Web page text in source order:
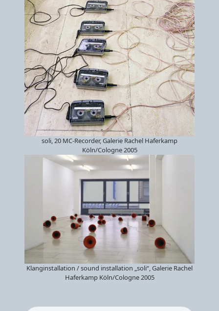
soli, 20 MC-Recorder, Galerie Rachel Haferkamp
Köln/Cologne 2005
Klanginstallation / sound installation „soli“, Galerie Rachel
Haferkamp Köln/Cologne 2005